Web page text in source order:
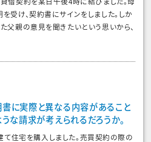
受け、契約書にサインをしました。しか
父親の意見を聞きたいという思いから、
に実際と異なる内容があること
な請求が考えられるだろうか。
住宅を購入しました。売買契約の際の